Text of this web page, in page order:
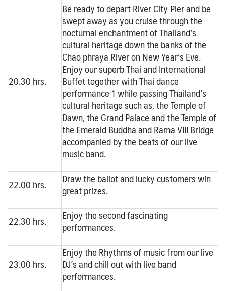
20.30 hrs.
Be ready to depart River City Pier and be
swept away as you cruise through the
nocturnal enchantment of Thailand’s
cultural heritage down the banks of the
Chao phraya River on New Year’s Eve.
Enjoy our superb Thai and International
Buffet together with Thai dance
performance 1 while passing Thailand’s
cultural heritage such as, the Temple of
Dawn, the Grand Palace and the Temple of
the Emerald Buddha and Rama VIII Bridge
accompanied by the beats of our live
music band.
22.00 hrs.
Draw the ballot and lucky customers win
great prizes.
22.30 hrs.
Enjoy the second fascinating
performances.
23.00 hrs.
Enjoy the Rhythms of music from our live
DJ’s and chill out with live band
performances.